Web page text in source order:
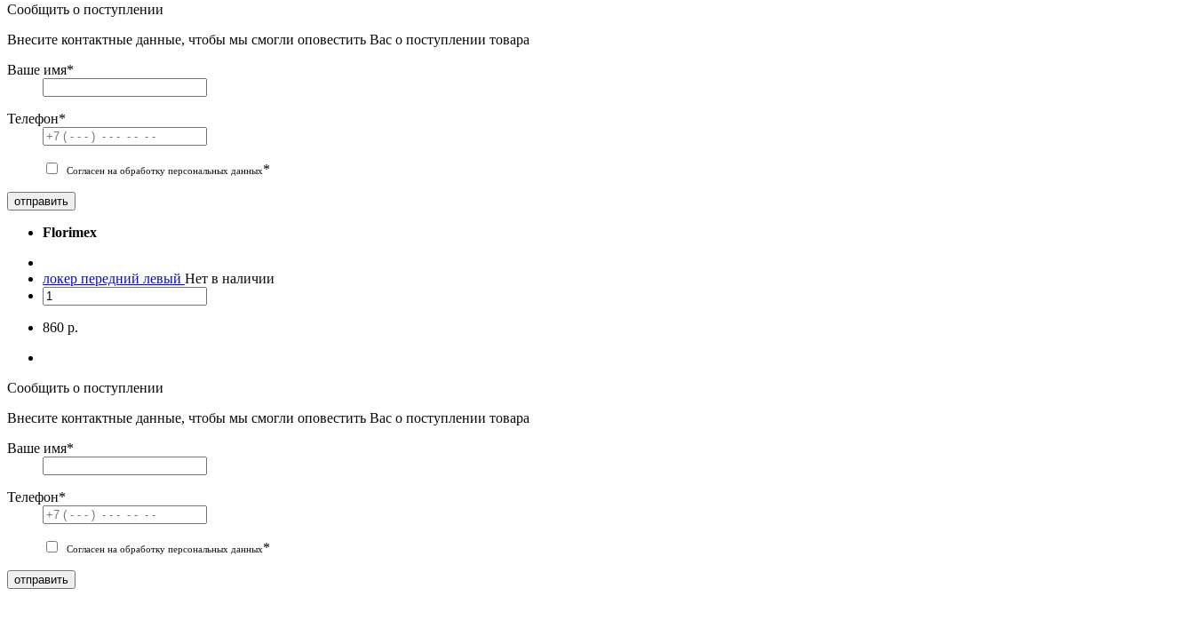
Сообщить о поступлении
Внесите контактные данные, чтобы мы смогли оповестить Вас о поступлении товара
Ваше имя*
Телефон*
Согласен на обработку персональных данных*
отправить
Florimex
локер передний левый Нет в наличии
860 р.
Сообщить о поступлении
Внесите контактные данные, чтобы мы смогли оповестить Вас о поступлении товара
Ваше имя*
Телефон*
Согласен на обработку персональных данных*
отправить